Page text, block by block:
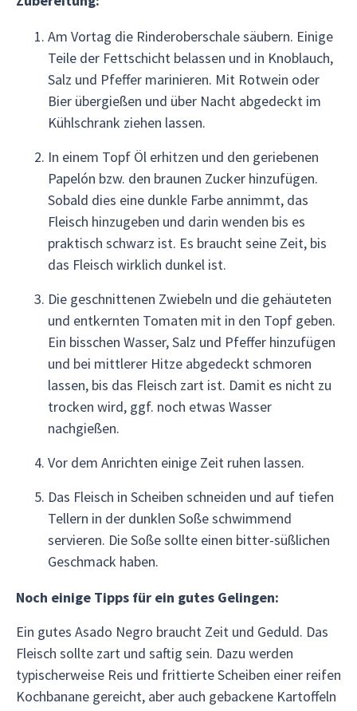
Am Vortag die Rinderoberschale säubern. Einige
Teile der Fettschicht belassen und in Knoblauch,
Salz und Pfeffer marinieren. Mit Rotwein oder
Bier übergießen und über Nacht abgedeckt im
Kühlschrank ziehen lassen.
In einem Topf Öl erhitzen und den geriebenen
Papelón bzw. den braunen Zucker hinzufügen.
Sobald dies eine dunkle Farbe annimmt, das
Fleisch hinzugeben und darin wenden bis es
praktisch schwarz ist. Es braucht seine Zeit, bis
das Fleisch wirklich dunkel ist.
Die geschnittenen Zwiebeln und die gehäuteten
und entkernten Tomaten mit in den Topf geben.
Ein bisschen Wasser, Salz und Pfeffer hinzufügen
und bei mittlerer Hitze abgedeckt schmoren
lassen, bis das Fleisch zart ist. Damit es nicht zu
trocken wird, ggf. noch etwas Wasser
nachgießen.
Vor dem Anrichten einige Zeit ruhen lassen.
Das Fleisch in Scheiben schneiden und auf tiefen
Tellern in der dunklen Soße schwimmend
servieren. Die Soße sollte einen bitter-süßlichen
Geschmack haben.
Noch einige Tipps für ein gutes Gelingen:
Ein gutes Asado Negro braucht Zeit und Geduld. Das
Fleisch sollte zart und saftig sein. Dazu werden
typischerweise Reis und frittierte Scheiben einer reifen
Kochbanane gereicht, aber auch gebackene Kartoffeln